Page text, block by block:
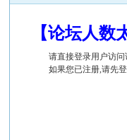
【论坛人
请直接登录用户访
如果您已注册,请先